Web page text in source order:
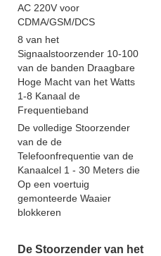
AC 220V voor
CDMA/GSM/DCS
8 van het
Signaalstoorzender 10-100
van de banden Draagbare
Hoge Macht van het Watts
1-8 Kanaal de
Frequentieband
De volledige Stoorzender
van de de
Telefoonfrequentie van de
Kanaalcel 1 - 30 Meters die
Op een voertuig
gemonteerde Waaier
blokkeren
De Stoorzender van het